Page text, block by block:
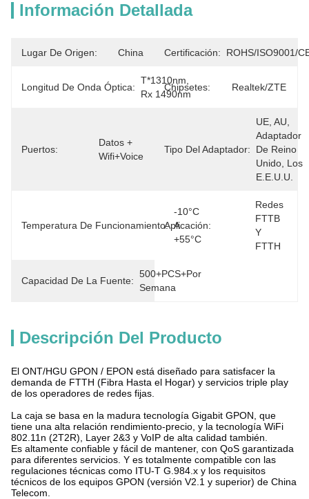
Información Detallada
Lugar De Origen: China Certificación: ROHS/ISO9001/
Longitud De Onda Óptica:
T*1310nm,
Rx 1490nm
Chipsetes: Realtek/ZTE
Puertos:
Datos +
Wifi+Voice
Tipo Del Adaptador:
UE, AU,
Adaptador
De Reino
Unido, Los
E.E.U.U.
Temperatura De Funcionamiento:
-10°C
A
+55°C
Aplicación:
Redes
FTTB
Y
FTTH
Capacidad De La Fuente:
500+PCS+por
Semana
Descripción Del Producto
El ONT/HGU GPON / EPON está diseñado para satisfacer la
demanda de FTTH (Fibra Hasta el Hogar) y servicios triple play
de los operadores de redes fijas.
La caja se basa en la madura tecnología Gigabit GPON, que
tiene una alta relación rendimiento-precio, y la tecnología WiFi
802.11n (2T2R), Layer 2&3 y VoIP de alta calidad también.
Es altamente confiable y fácil de mantener, con QoS garantizada
para diferentes servicios. Y es totalmente compatible con las
regulaciones técnicas como ITU-T G.984.x y los requisitos
técnicos de los equipos GPON (versión V2.1 y superior) de China
Telecom.